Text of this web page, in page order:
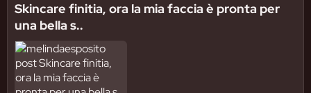
Skincare finitia, ora la mia faccia è pronta per
una bella s..